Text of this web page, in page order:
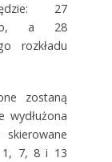
27
a 28
rozkładu
zostaną
wydłużona
1, 7, 8 i 13